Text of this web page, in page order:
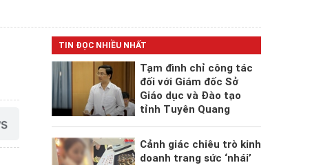
TIN ĐỌC NHIỀU NHẤT
Tạm đình chỉ công tác
đối với Giám đốc Sở
Giáo dục và Đào tạo
tỉnh Tuyên Quang
Cảnh giác chiêu trò kinh
doanh trang sức ‘nhái’